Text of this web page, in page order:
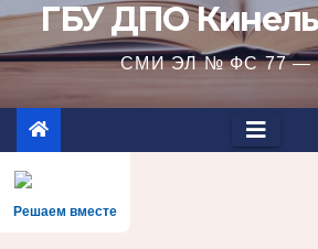
ГБУ ДПО
СМИ ЭЛ № ФС 77 —
Решаем вместе